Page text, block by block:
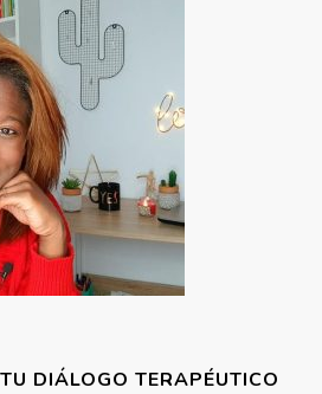
DIÁLOGO TERAPÉUTICO